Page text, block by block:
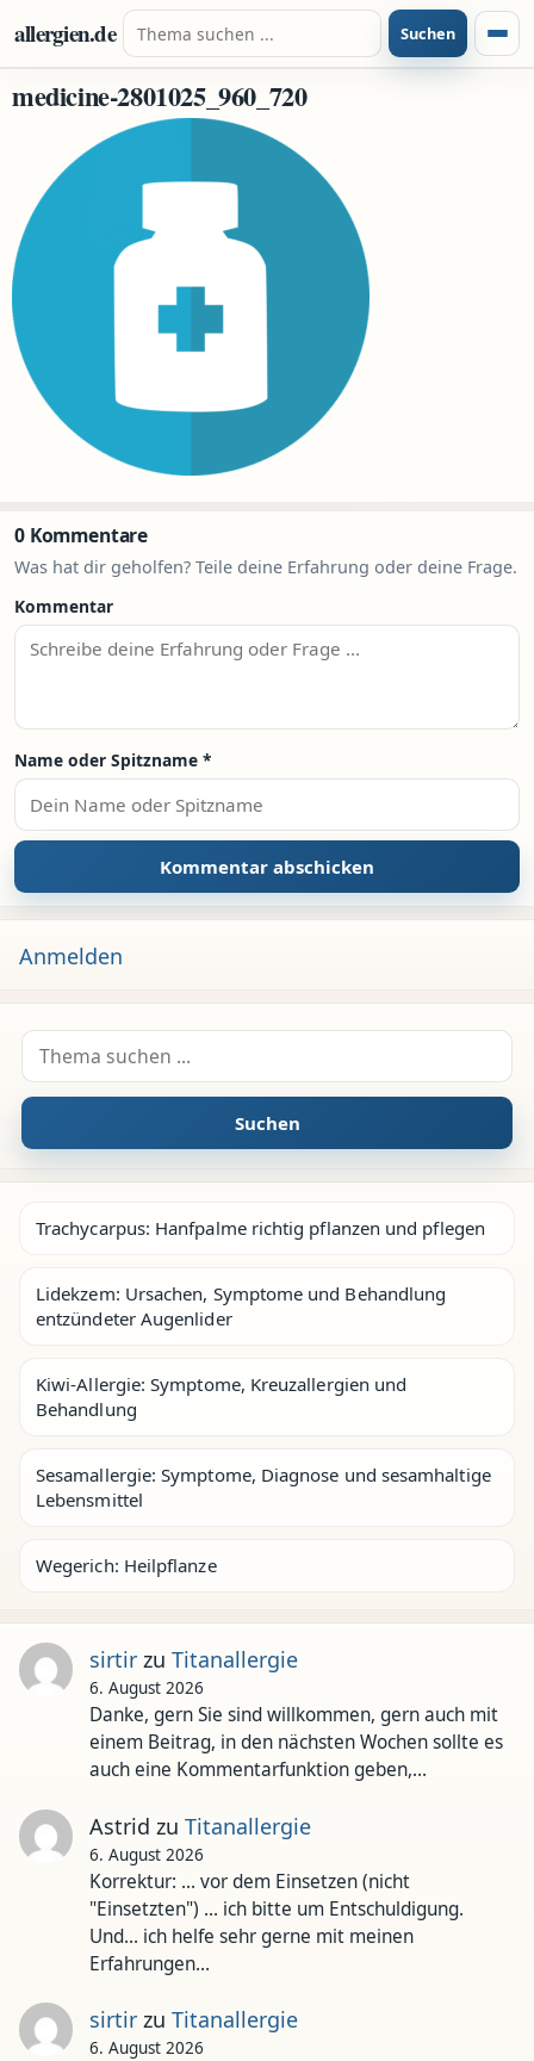
Zum Inhalt springen
allergien.de Suche nach: Suchen
medicine-2801025_960_720
0 Kommentare
Was hat dir geholfen? Teile deine Erfahrung oder deine Frage.
Kommentar
Name oder Spitzname *
Anmelden
Suche nach:
Suchen
Trachycarpus: Hanfpalme richtig pflanzen und pflegen
Lidekzem: Ursachen, Symptome und Behandlung
entzündeter Augenlider
Kiwi-Allergie: Symptome, Kreuzallergien und
Behandlung
Sesamallergie: Symptome, Diagnose und sesamhaltige
Lebensmittel
Wegerich: Heilpflanze
sirtirzu Titanallergie
6. August 2026
Danke, gern Sie sind willkommen, gern auch mit
einem Beitrag, in den nächsten Wochen sollte es
auch eine Kommentarfunktion geben,…
Astrid zu Titanallergie
6. August 2026
Korrektur: ... vor dem Einsetzen (nicht
"Einsetzten") ... ich bitte um Entschuldigung.
Und... ich helfe sehr gerne mit meinen
Erfahrungen…
sirtirzu Titanallergie
6. August 2026